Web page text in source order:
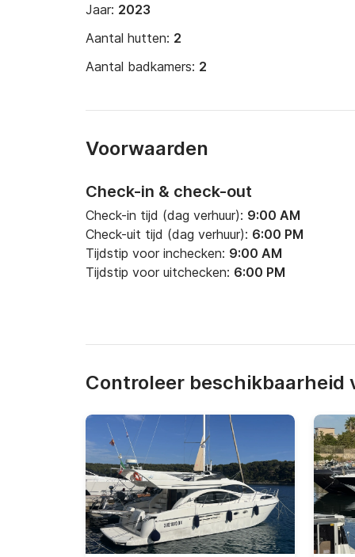
Jaar: 2023
Aantal hutten: 2
Aantal badkamers: 2
Voorwaarden
Check-in & check-out
Check-in tijd (dag verhuur): 9:00 AM
Check-uit tijd (dag verhuur): 6:00 PM
Tijdstip voor inchecken: 9:00 AM
Tijdstip voor uitchecken: 6:00 PM
Controleer beschikbaarheid